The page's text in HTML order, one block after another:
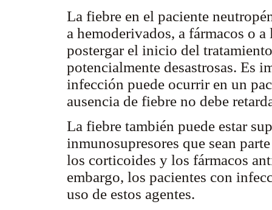
La fiebre en el paciente
a hemoderivados, a fármacos o
postergar el inicio del
potencialmente desastrosas. Es
infección puede ocurrir en un
ausencia de fiebre no debe
La fiebre también puede estar
inmunosupresores que sean
los corticoides y los fármacos
embargo, los pacientes con
uso de estos agentes.